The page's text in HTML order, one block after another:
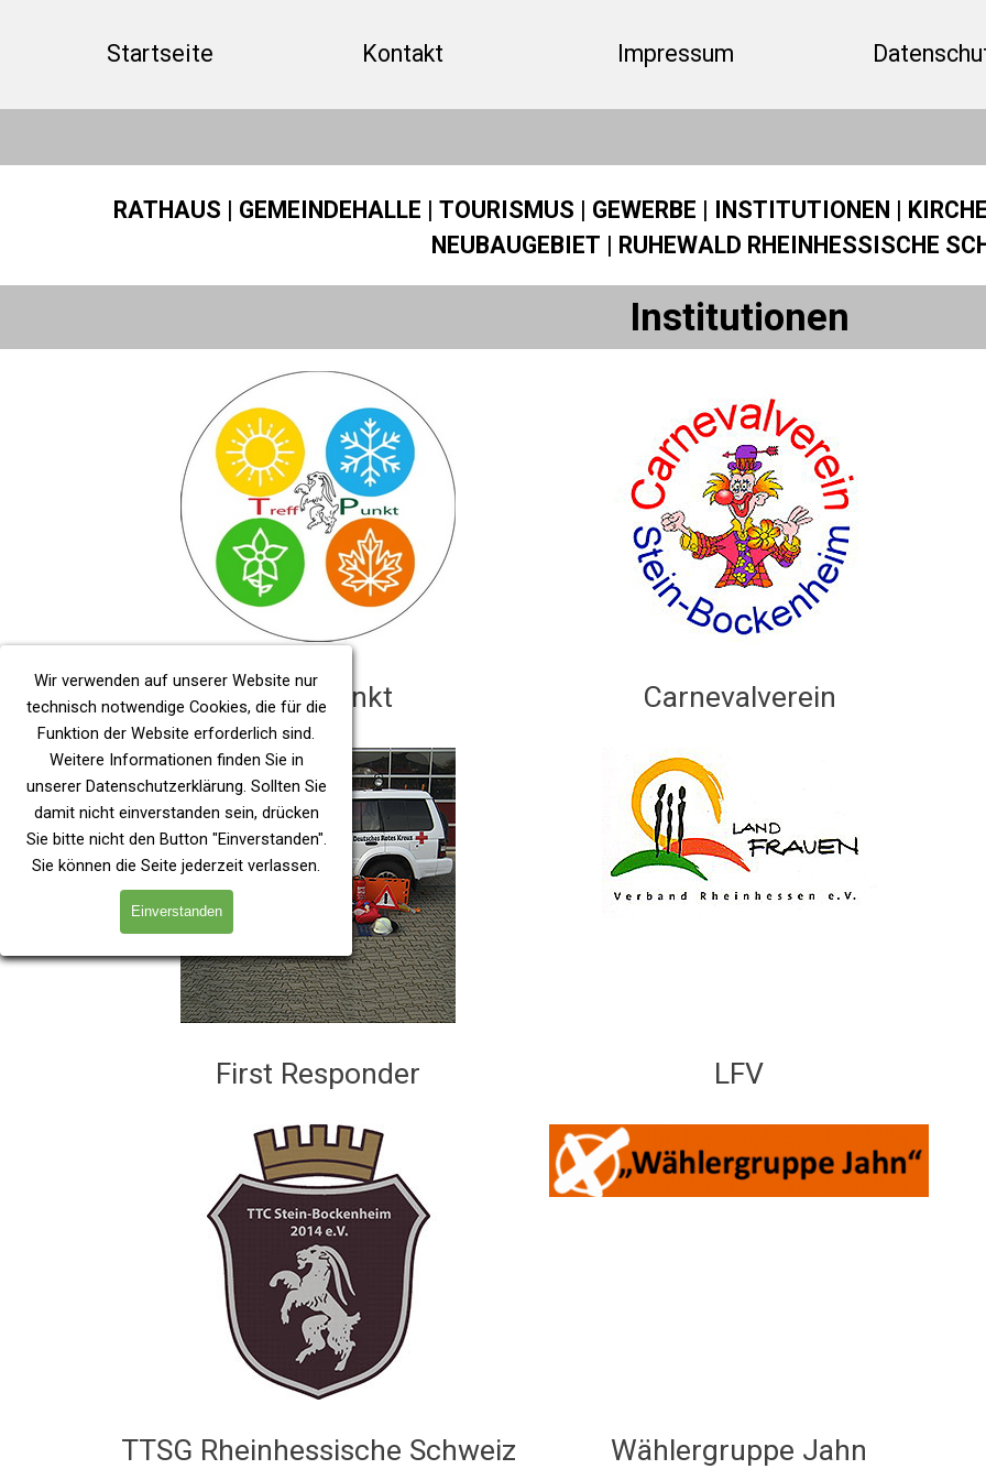
Wir verwenden auf unserer Website nur
technisch notwendige Cookies, die für die
Funktion der Website erforderlich sind.
Weitere Informationen finden Sie in
unserer Datenschutzerklärung . Sollten Sie
damit nicht einverstanden sein, drücken
Sie bitte nicht den Button "Einverstanden".
Sie können die Seite jederzeit verlassen.
Einverstanden
Menü überspringen
Startseite Kontakt Impressum
RATHAUS | GEMEINDEHALLE | TOURISMUS | GEWERBE | INSTITUTIONEN |
NEUBAUGEBIET | RUHEWALD RHEINHESSISCHE
Institutionen
Treff Punkt Carnevalverein
First Responder LFV
TTSG Rheinhessische Schweiz Wählergruppe Jahn